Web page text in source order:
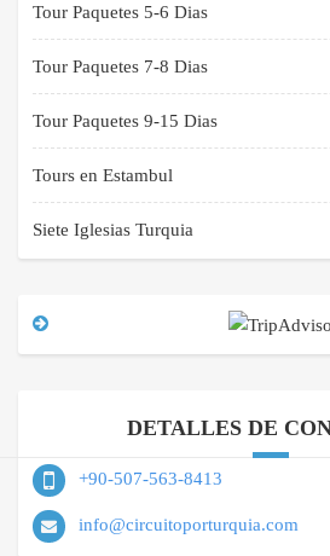
Tour Paquetes 5-6 Dias
Tour Paquetes 7-8 Dias
Tour Paquetes 9-15 Dias
Tours en Estambul
Siete Iglesias Turquia
DETALLES DE
+90-507-563-8413
info@circuitoporturquia.com